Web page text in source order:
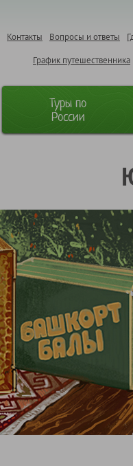
Вопросы и ответы
Контакты
График путешественника
Туры по
России